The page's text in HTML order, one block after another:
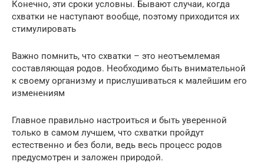
Конечно, эти сроки условны. Бывают случаи, когда
схватки не наступают вообще, поэтому приходится их
стимулировать
Важно помнить, что схватки – это неотъемлемая
составляющая родов. Необходимо быть внимательной
к своему организму и прислушиваться к малейшим его
изменениям
Главное правильно настроиться и быть уверенной
только в самом лучшем, что схватки пройдут
естественно и без боли, ведь весь процесс родов
предусмотрен и заложен природой.